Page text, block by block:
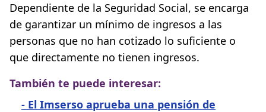
Dependiente de la Seguridad Social, se encarga
de garantizar un mínimo de ingresos a las
personas que no han cotizado lo suficiente o
que directamente no tienen ingresos.
También te puede interesar:
- El Imserso aprueba una pensión de